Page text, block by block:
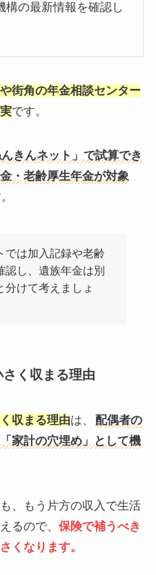
構の最新情報を確認し
街角の年金相談センター
です。
きんネット」で試算でき
・老齢厚生年金が対象
では加入記録や老齢
認し、遺族年金は別
分けて考えましょ
く収まる理由
収まる理由は、
配偶者の
家計の穴埋め」として機
、もう片方の収入で生活
るので、 保険で補うべき
くなります。